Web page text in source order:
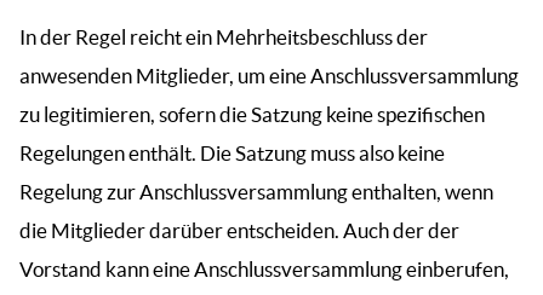
In der Regel reicht ein Mehrheitsbeschluss der
anwesenden Mitglieder, um eine Anschlussversammlung
zu legitimieren, sofern die Satzung keine spezifischen
Regelungen enthält. Die Satzung muss also keine
Regelung zur Anschlussversammlung enthalten, wenn
die Mitglieder darüber entscheiden. Auch der der
Vorstand kann eine Anschlussversammlung einberufen,